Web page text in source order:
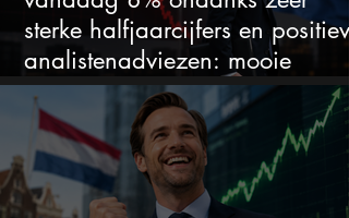
sterke halfjaarcijfers en positieve
analistenadviezen: mooie
koopkans?